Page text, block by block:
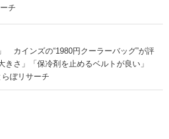
チ
カインズの“1980円クーラーバッグ”が評
さ」「保冷剤を止めるベルトが良い」
らぼリサーチ